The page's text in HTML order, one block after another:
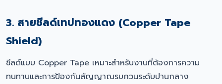
3. สายชีลด์เทปทองแดง (Copper Tape
Shield)
ชีลด์แบบ Copper Tape เหมาะสำหรับงานที่ต้องการความ
ทนทานและการป้องกันสัญญาณรบกวนระดับปานกลาง